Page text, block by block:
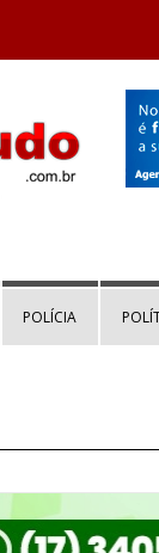
POLÍCIA